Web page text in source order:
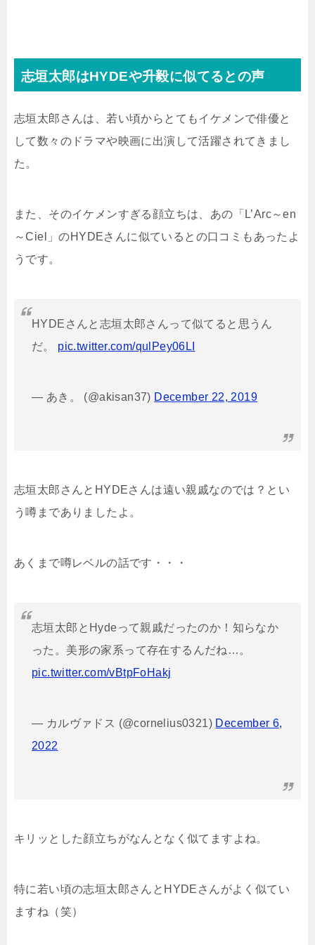
志垣太郎はHYDEや升毅に似てるとの声
志垣太郎さんは、若い頃からとてもイケメンで俳優と
して数々のドラマや映画に出演して活躍されてきまし
た。
また、そのイケメンすぎる顔立ちは、あの「L’Arc～en
～Ciel」のHYDEさんに似ているとの口コミもあったよ
うです。
HYDEさんと志垣太郎さんって似てると思うん
だ。 pic.twitter.com/qulPey06LI
— あき。 (@akisan37) December 22, 2019
志垣太郎さんとHYDEさんは遠い親戚なのでは？とい
う噂までありましたよ。
あくまで噂レベルの話です・・・
志垣太郎とHydeって親戚だったのか！知らなか
った。美形の家系って存在するんだね…。
pic.twitter.com/vBtpFoHakj
— カルヴァドス (@cornelius0321) December 6,
2022
キリッとした顔立ちがなんとなく似てますよね。
特に若い頃の志垣太郎さんとHYDEさんがよく似てい
ますね（笑）